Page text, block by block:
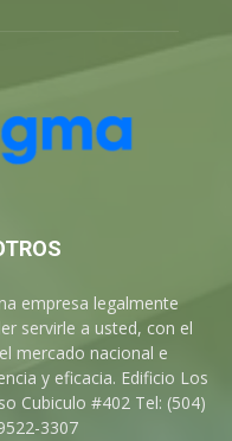
empresa legalmente
servirle a usted, con el
mercado nacional e
y eficacia. Edificio Los
Cubiculo #402 Tel: (504)
3307